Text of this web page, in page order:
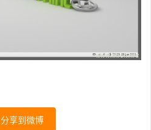
分享到微博